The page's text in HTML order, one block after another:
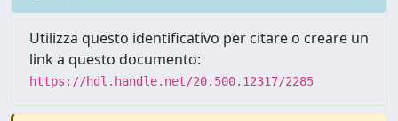
Utilizza questo identificativo per citare o creare un
link a questo documento:
https://hdl.handle.net/20.500.12317/2285